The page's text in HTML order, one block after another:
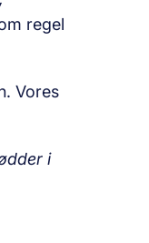
regel
Vores
i